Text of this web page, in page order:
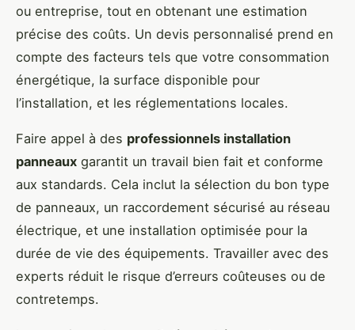
ou entreprise, tout en obtenant une estimation
précise des coûts. Un devis personnalisé prend en
compte des facteurs tels que votre consommation
énergétique, la surface disponible pour
l’installation, et les réglementations locales.
Faire appel à des professionnels installation
panneaux garantit un travail bien fait et conforme
aux standards. Cela inclut la sélection du bon type
de panneaux, un raccordement sécurisé au réseau
électrique, et une installation optimisée pour la
durée de vie des équipements. Travailler avec des
experts réduit le risque d’erreurs coûteuses ou de
contretemps.